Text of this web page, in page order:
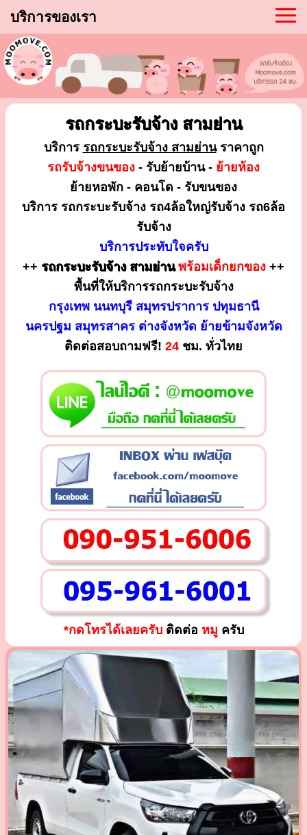
บริการของเรา
รถกระบะรับจ้าง สามย่าน
บริการ รถกระบะรับจ้าง สามย่านราคาถูก
รถรับจ้างขนของ - รับย้ายบ้าน - ย้ายห้อง
ย้ายหอพัก - คอนโด - รับขนของ
บริการ รถกระบะรับจ้าง รถ4ล้อใหญ่รับจ้าง รถ6ล้อ
รับจ้าง
บริการประทับใจครับ
++ รถกระบะรับจ้าง สามย่านพร้อมเด็กยกของ ++
พื้นที่ให้บริการรถกระบะรับจ้าง
กรุงเทพ นนทบุรี สมุทรปราการ ปทุมธานี
นครปฐม สมุทรสาคร ต่างจังหวัด ย้ายข้ามจังหวัด
ติดต่อสอบถามฟรี! 24 ชม. ทั่วไทย
*กดโทรได้เลยครับติดต่อ หมู ครับ